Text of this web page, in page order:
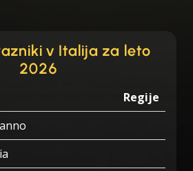
v Italija za leto
2026
Regije